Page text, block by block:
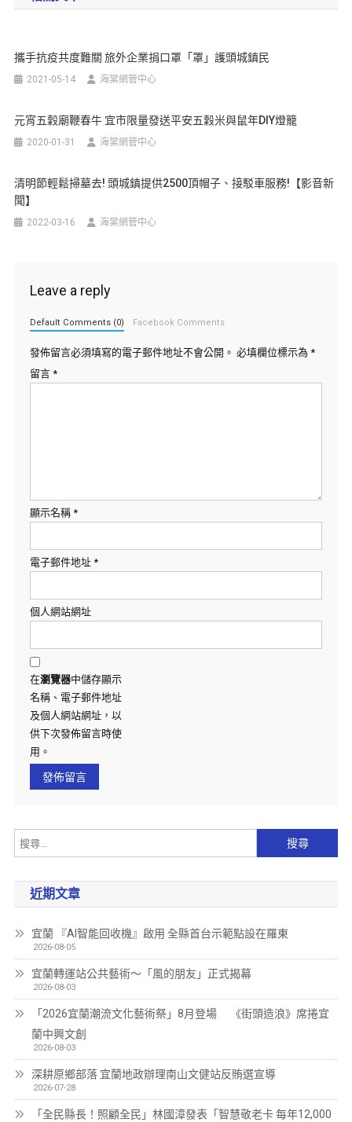
攜手抗疫共度難關 旅外企業捐口罩「罩」護頭城鎮民
2021-05-14 海棠網管中心
元宵五穀廟鞭春牛 宜市限量發送平安五穀米與鼠年DIY燈籠
2020-01-31 海棠網管中心
清明節輕鬆掃墓去! 頭城鎮提供2500頂帽子、接駁車服務!【影音新
聞】
2022-03-16 海棠網管中心
Leave a reply
Default Comments (0) Facebook Comments
發佈留言必須填寫的電子郵件地址不會公開。 必填欄位標示為 *
留言 *
顯示名稱 *
電子郵件地址 *
個人網站網址
在瀏覽器中儲存顯示
名稱、電子郵件地址
及個人網站網址，以
供下次發佈留言時使
用。
近期文章
宜蘭 『AI智能回收機』啟用 全縣首台示範點設在羅東
2026-08-05
宜蘭轉運站公共藝術～「風的朋友」正式揭幕
2026-08-03
「2026宜蘭潮流文化藝術祭」8月登場 《街頭造浪》席捲宜
蘭中興文創
2026-08-03
深耕原鄉部落 宜蘭地政辦理南山文健站反賄選宣導
2026-07-28
「全民縣長！照顧全民」林國漳發表「智慧敬老卡 每年12,000